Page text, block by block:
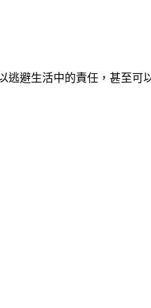
避生活中的責任，甚至可